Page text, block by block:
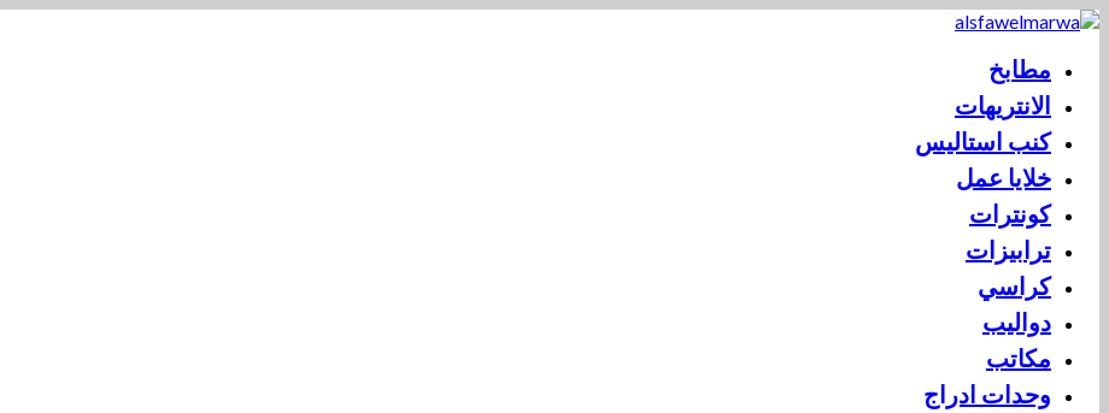
مطابخ
الانتريهات
كنب استاليس
خلايا عمل
كونترات
ترابيزات
كراسي
دواليب
مكاتب
وحدات ادراج